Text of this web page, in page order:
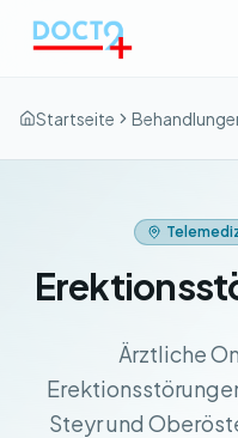
Startseite
Ärztliche
Steyr und